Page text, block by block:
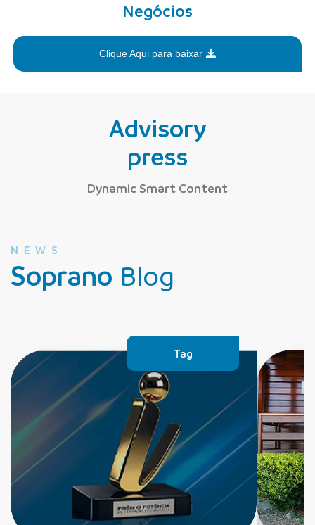
Negócios
Clique Aqui para baixar
Advisory
press
Dynamic Smart Content
NEWS
Soprano Blog
Tag